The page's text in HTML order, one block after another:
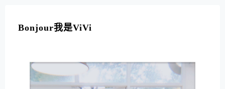
Bonjour我是ViVi